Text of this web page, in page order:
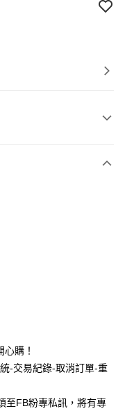
購！
-交易紀錄-取消訂單-重
至FB粉專私訊，將有專